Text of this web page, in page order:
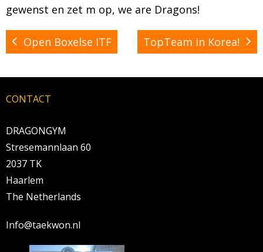
gewenst en zet m op, we are Dragons!
Open Boxelse ITF TopTeam in Korea!
CONTACT
DRAGONGYM
Stresemannlaan 60
2037 TK
Haarlem
The Netherlands
Info@taekwon.nl